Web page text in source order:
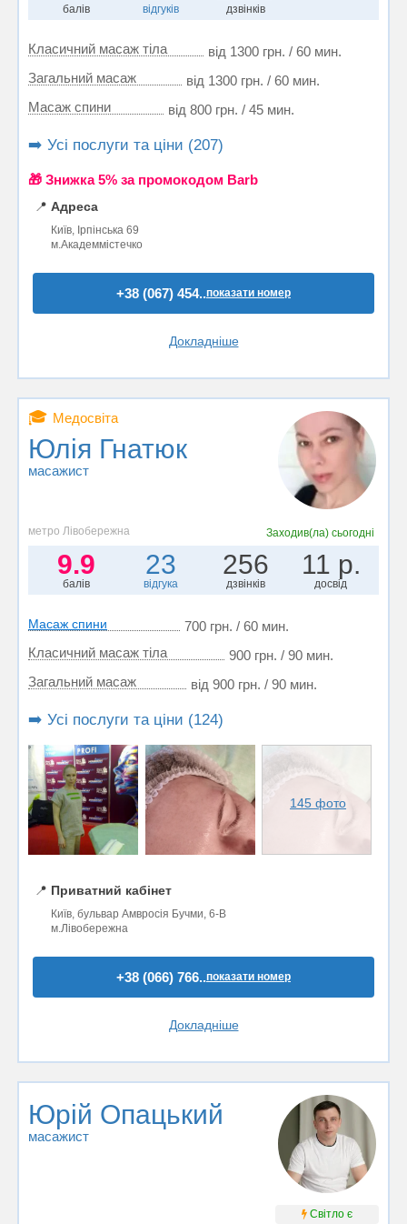
балів відгуків дзвінків
Класичний масаж тіла
від 1300 грн. / 60 мин.
Загальний масаж
від 1300 грн. / 60 мин.
Масаж спини
від 800 грн. / 45 мин.
➡️ Усі послуги та ціни (207)
🎁 Знижка 5% за промокодом Barb
📍 Адреса
Київ, Ірпінська 69
м.Академмістечко
+38 (067) 454..показати номер
Докладніше
🎓 Медосвіта
Юлія Гнатюк
масажист
метро Лівобережна Заходив(ла)сьогодні
9.9
балів
23
відгука
256
дзвінків
11 р.
досвід
Масаж спини
700 грн. / 60 мин.
Класичний масаж тіла
900 грн. / 90 мин.
Загальний масаж
від 900 грн. / 90 мин.
➡️ Усі послуги та ціни (124)
145 фото
📍 Приватний кабінет
Київ, бульвар Амвросія Бучми, 6-В
м.Лівобережна
+38 (066) 766..показати номер
Докладніше
Юрій Опацький
масажист
Світло є